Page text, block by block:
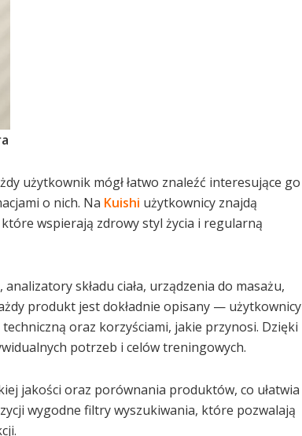
użytkownik mógł łatwo znaleźć interesujące go
o nich. Na Kuishi użytkownicy znajdą
wspierają zdrowy styl życia i regularną
składu ciała, urządzenia do masażu,
produkt jest dokładnie opisany — użytkownicy
oraz korzyściami, jakie przynosi. Dzięki
potrzeb i celów treningowych.
jakości oraz porównania produktów, co ułatwia
wygodne filtry wyszukiwania, które pozwalają